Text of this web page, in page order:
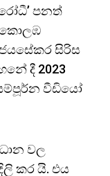
පනත්
ජයසේකර සිරිස
දී 2023
සම්පූර්න වීඩියෝ
වල
කර යි. එය